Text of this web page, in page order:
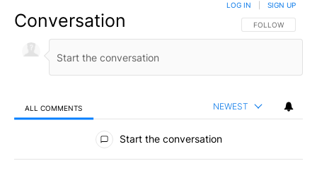
Conversation FOLLOW THIS
FOLLOW
LOG IN SIGN UP
ALL COMMENTS NEWEST
All Comments
Start the conversation